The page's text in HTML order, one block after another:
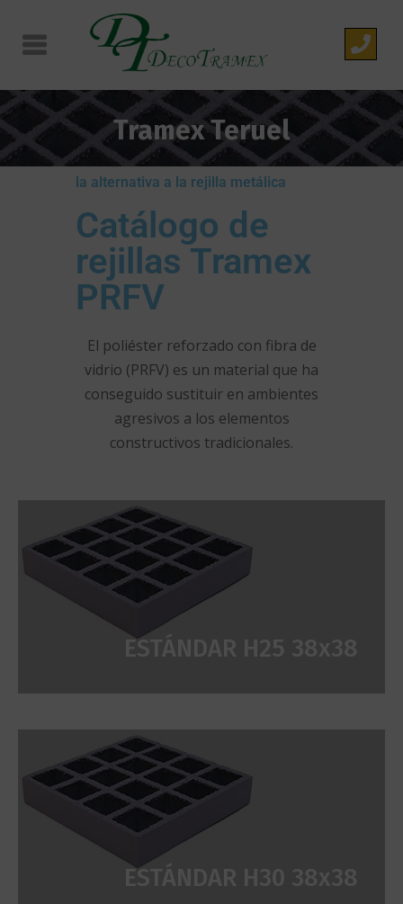
Tramex Teruel
la alternativa a la rejilla metálica
Catálogo de
rejillas Tramex
PRFV
El poliéster reforzado con fibra de
vidrio (PRFV) es un material que ha
conseguido sustituir en ambientes
agresivos a los elementos
constructivos tradicionales.
ESTÁNDAR H25 38x38
ESTÁNDAR H30 38x38